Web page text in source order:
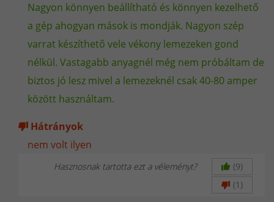
Nagyon könnyen beállítható és könnyen kezelhető
a gép ahogyan mások is mondják. Nagyon szép
varrat készíthető vele vékony lemezeken gond
nélkül. Vastagabb anyagnél még nem próbáltam de
biztos jó lesz mivel a lemezeknél csak 40-80 amper
között használtam.
Hátrányok
nem volt ilyen
Hasznosnak tartotta ezt a véleményt?
(9)
(1)